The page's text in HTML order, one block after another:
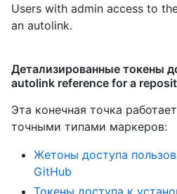
Users with admin access to
an autolink.
Детализированные токены
autolink reference for a
Эта конечная точка
точными типами маркеров:
Жетоны доступа
GitHub
Токены доступа к